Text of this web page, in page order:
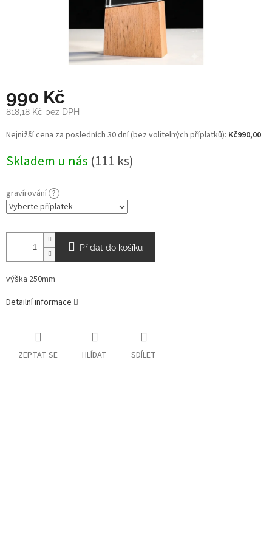
990 Kč
818,18 Kč bez DPH
Měrná
cena:
Nejnižší cena za posledních 30 dní (bez volitelných příplatků): Kč990,00
Skladem u nás (111 ks)
gravírování ?
Přidat do košíku
výška 250mm
Detailní informace
ZEPTAT SE HLÍDAT SDÍLET